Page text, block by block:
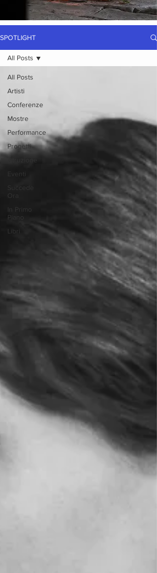
SPOTLIGHT
All Posts
Artisti
Conferenze
Mostre
Performance
Progetti
Eventi
Ora
In Primo
Piano
Libri
All Posts